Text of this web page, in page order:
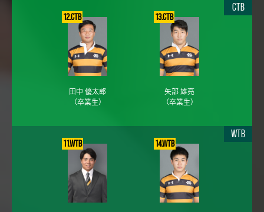
12.CTB
田中 優太郎
（卒業生）
13.CTB
矢部 雄亮
（卒業生）
CTB
11.WTB 14.WTB
WTB